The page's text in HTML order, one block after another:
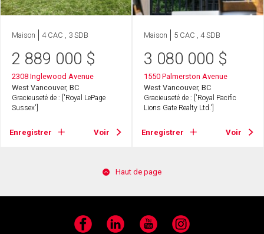
Maison 4 CAC , 3 SDB
2 889 000 $
2308 Inglewood Avenue
West Vancouver, BC
Gracieuseté de : ['Royal LePage
Sussex']
Enregistrer Voir
Maison 5 CAC , 4 SDB
3 080 000 $
1550 Palmerston Avenue
West Vancouver, BC
Gracieuseté de : ['Royal Pacific
Lions Gate Realty Ltd.']
Enregistrer Voir
Haut de page
Facebook LinkedIn YouTube Instagram